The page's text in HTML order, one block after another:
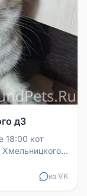
д3
18:00 кот
из VK